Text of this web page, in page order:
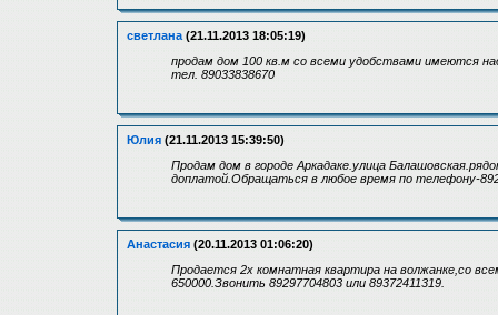
светлана (21.11.2013 18:05:19)
продам дом 100 кв.м со всеми удобствами имеются
тел. 89033838670
Юлия (21.11.2013 15:39:50)
Продам дом в городе Аркадаке.улица
доплатой.Обращаться в любое время по телефону-
Анастасия (20.11.2013 01:06:20)
Продается 2х комнатная квартира на волжанке,со
650000.Звонить 89297704803 или 89372411319.